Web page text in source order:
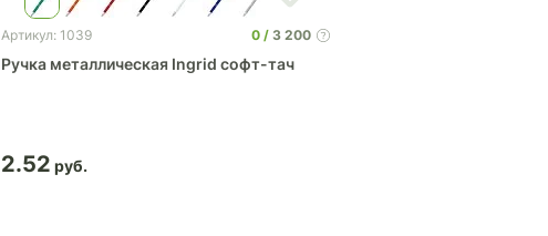
Артикул: 1039 0 3 200
Ручка металлическая Ingrid софт-тач
2.52